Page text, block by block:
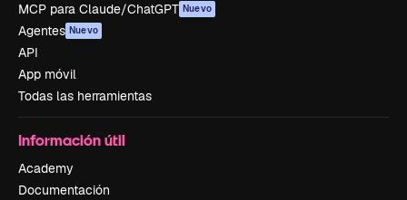
MCP para Claude/ChatGPT Nuevo
Agentes Nuevo
API
App móvil
Todas las herramientas
Información útil
Academy
Documentación